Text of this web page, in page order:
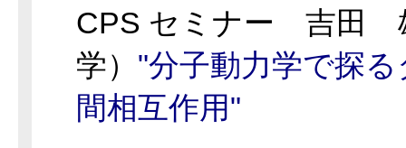
CPS セミナー 吉田
学） "分子動力学で探
間相互作用"